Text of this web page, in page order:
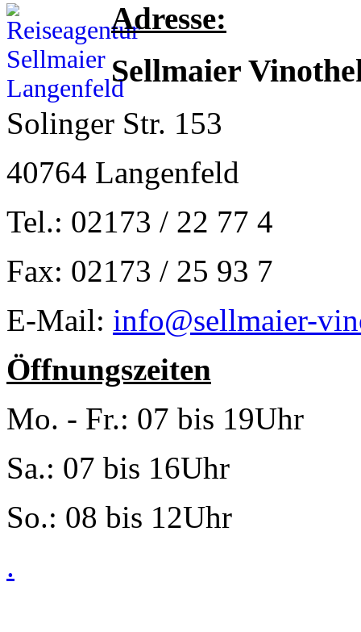
Adresse:
Sellmaier
Solinger Str. 153
40764 Langenfeld
Tel.: 02173 / 22 77 4
Fax: 02173 / 25 93 7
E-Mail: info@sellmaier-
Öffnungszeiten
Mo. - Fr.: 07 bis 19Uhr
Sa.: 07 bis 16Uhr
So.: 08 bis 12Uhr
.